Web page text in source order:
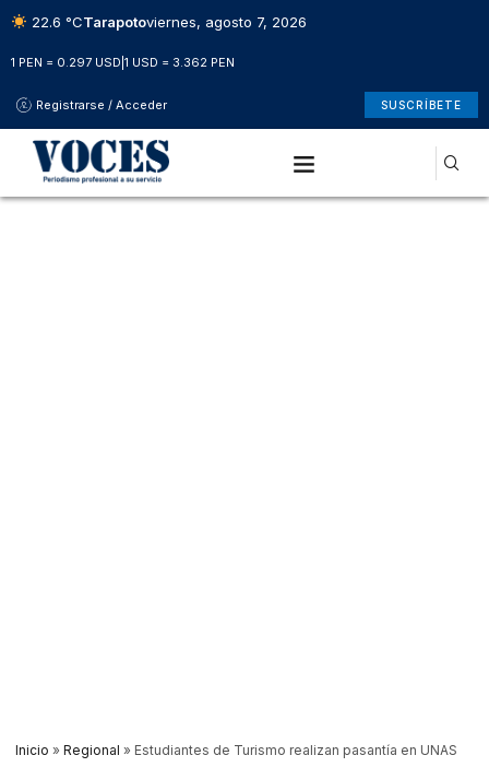
22.6 °CTarapotoviernes, agosto 7, 2026
1 PEN = 0.297 USD 1 USD = 3.362 PEN
Registrarse / Acceder SUSCRÍBETE
Inicio » Regional » Estudiantes de Turismo realizan pasantía en UNAS